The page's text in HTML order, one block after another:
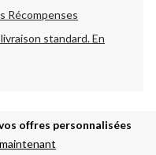
Récompenses
standard.En
offres personnalisées